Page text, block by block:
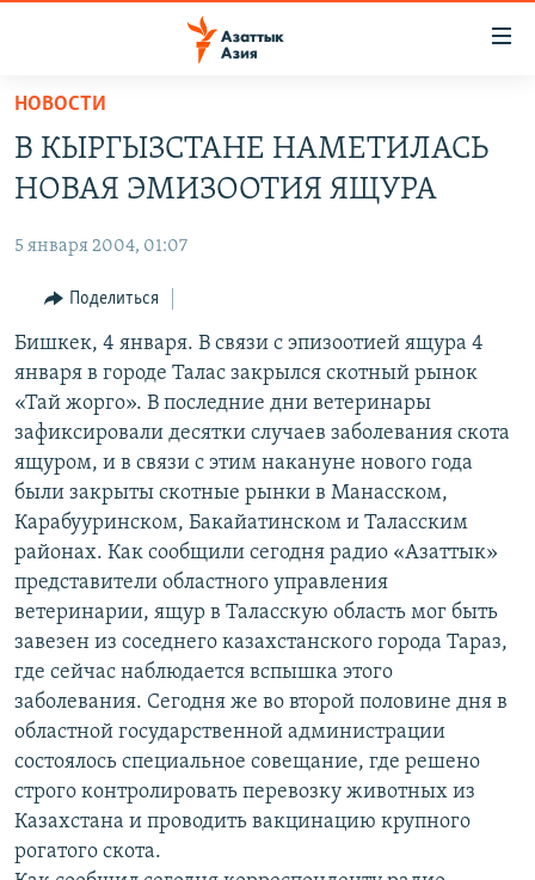
Вернуться
основному
содержанию
навигации
Вернутся
поиску
УЗБЕКИСТАН
ТАДЖИКИСТАН
НА ДРУГИХ ЯЗЫКАХ
ҚАЗАҚША
КЫРГЫЗЧА
ЎЗБЕКЧА
ТОҶИКӢ
TÜRKMENÇE
Все сайты РСЕ/РС
НОВОСТИ
В КЫРГЫЗСТАНЕ НАМЕТИЛАСЬ
НОВАЯ ЭМИЗООТИЯ ЯЩУРА
5 января 2004, 01:07
Поделиться
Бишкек, 4 января. В связи с эпизоотией ящура 4
января в городе Талас закрылся скотный рынок
«Тай жорго». В последние дни ветеринары
зафиксировали десятки случаев заболевания скота
ящуром, и в связи с этим накануне нового года
были закрыты скотные рынки в Манасском,
Карабууринском, Бакайатинском и Таласским
районах. Как сообщили сегодня радио «Азаттык»
представители областного управления
ветеринарии, ящур в Таласскую область мог быть
завезен из соседнего казахстанского города Тараз,
где сейчас наблюдается вспышка этого
заболевания. Сегодня же во второй половине дня в
областной государственной администрации
состоялось специальное совещание, где решено
строго контролировать перевозку животных из
Казахстана и проводить вакцинацию крупного
рогатого скота.